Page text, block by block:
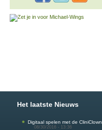
Het laatste Nieuws
Digitaal spelen met de
08/30/2016 - 13:36